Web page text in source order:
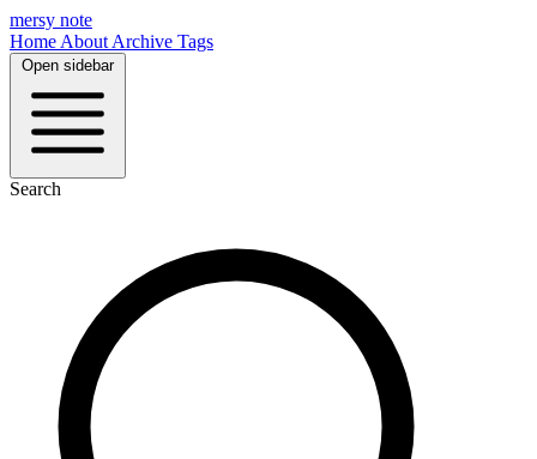
mersy note
Home About Archive Tags
Open sidebar
Search